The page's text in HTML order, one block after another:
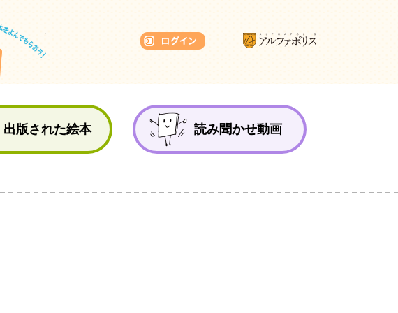
出版された絵本 読み聞かせ動画